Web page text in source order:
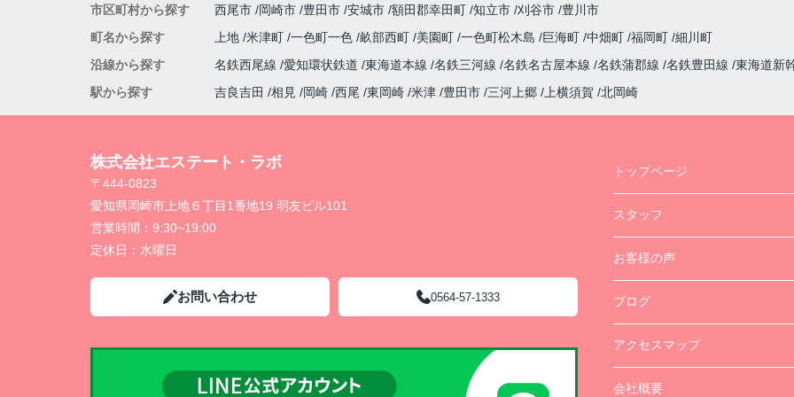
市区町村から探す 西尾市 岡崎市 豊田市 安城市 額田郡幸田町 知立市 刈谷市 豊川市
町名から探す
上地 米津町 一色町一色 畝部西町 美園町 一色町松木島 巨海町 中畑町 福岡町 細川町
沿線から探す
名鉄西尾線 愛知環状鉄道 東海道本線 名鉄三河線 名鉄名古屋本線 名鉄蒲郡線 名鉄豊田線 東海道新
駅から探す
吉良吉田 相見 岡崎 西尾 東岡崎 米津 豊田市 三河上郷 上横須賀 北岡崎
株式会社エステート・ラボ
〒444-0823
愛知県岡崎市上地６丁目1番地19 明友ビル101
営業時間： 9:30~19:00
定休日： 水曜日
お問い合わせ 0564-57-1333
トップページ
スタッフ
お客様の声
ブログ
アクセスマップ
会社概要